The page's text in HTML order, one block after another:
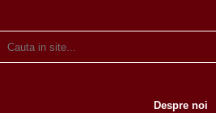
Despre noi